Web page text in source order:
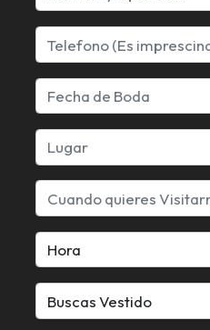
Hora
Buscas Vestido